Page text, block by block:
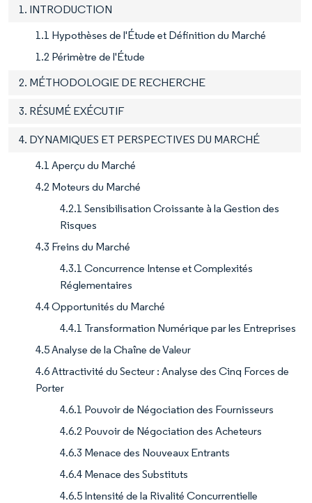
1. INTRODUCTION
1.1 Hypothèses de l'Étude et Définition du Marché
1.2 Périmètre de l'Étude
2. MÉTHODOLOGIE DE RECHERCHE
3. RÉSUMÉ EXÉCUTIF
4. DYNAMIQUES ET PERSPECTIVES DU MARCHÉ
4.1 Aperçu du Marché
4.2 Moteurs du Marché
4.2.1 Sensibilisation Croissante à la Gestion des
Risques
4.3 Freins du Marché
4.3.1 Concurrence Intense et Complexités
Réglementaires
4.4 Opportunités du Marché
4.4.1 Transformation Numérique par les Entreprises
4.5 Analyse de la Chaîne de Valeur
4.6 Attractivité du Secteur : Analyse des Cinq Forces de
Porter
4.6.1 Pouvoir de Négociation des Fournisseurs
4.6.2 Pouvoir de Négociation des Acheteurs
4.6.3 Menace des Nouveaux Entrants
4.6.4 Menace des Substituts
4.6.5 Intensité de la Rivalité Concurrentielle